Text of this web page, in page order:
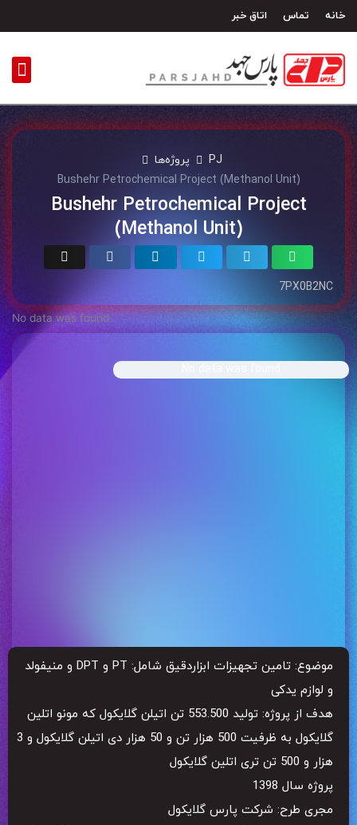
خانه تماس اتاق خبر
PJ
پروژه‌ها
Bushehr Petrochemical Project (Methanol Unit)
Bushehr Petrochemical Project
(Methanol Unit)
7PX0B2NC
No data was found
موضوع: تامین تجهیزات ابزاردقیق شامل: PT و DPT و منیفولد
و لوازم یدکی
هدف از پروژه: تولید 553.500 تن اتیلن گلایکول که مونو اتلین
گلایکول به ظرفیت 500 هزار تن و 50 هزار دی اتیلن گلایکول و 3
هزار و 500 تن تری اتلین گلایکول
پروژه سال 1398
مجری طرح: شرکت پارس گلایکول